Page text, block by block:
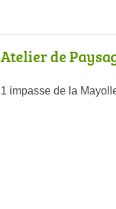
Atelier de
1 impasse de la